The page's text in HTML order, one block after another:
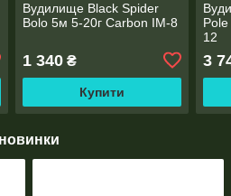
Вудилище Black Spider
Bolo 5м 5-20г Carbon IM-8
1 340₴
Купити
12
3